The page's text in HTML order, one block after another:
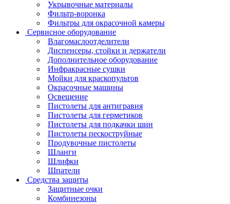
Укрывочные материалы
Фильтр-воронка
Фильтры для окрасочной камеры
Сервисное оборудование
Влагомаслоотделители
Диспенсеры, стойки и держатели
Дополнительное оборудование
Инфракрасные сушки
Мойки для краскопультов
Окрасочные машины
Освещение
Пистолеты для антигравия
Пистолеты для герметиков
Пистолеты для подкачки шин
Пистолеты пескоструйные
Продувочные пистолеты
Шланги
Шлифки
Шпатели
Средства защиты
Защитные очки
Комбинезоны